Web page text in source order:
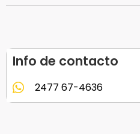
Info de contacto
2477 67-4636